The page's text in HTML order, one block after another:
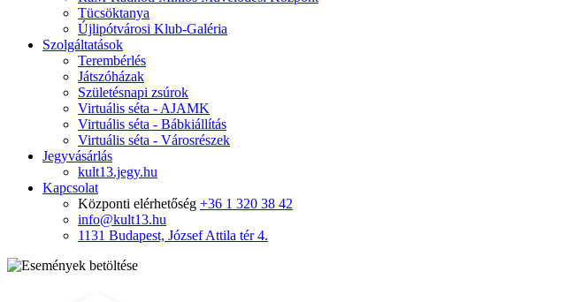
Tücsöktanya
Újlipótvárosi Klub-Galéria
Szolgáltatások
Terembérlés
Játszóházak
Születésnapi zsúrok
Virtuális séta - AJAMK
Virtuális séta - Bábkiállítás
Virtuális séta - Városrészek
Jegyvásárlás
kult13.jegy.hu
Kapcsolat
Központi elérhetőség +36 1 320 38 42
info@kult13.hu
1131 Budapest, József Attila tér 4.